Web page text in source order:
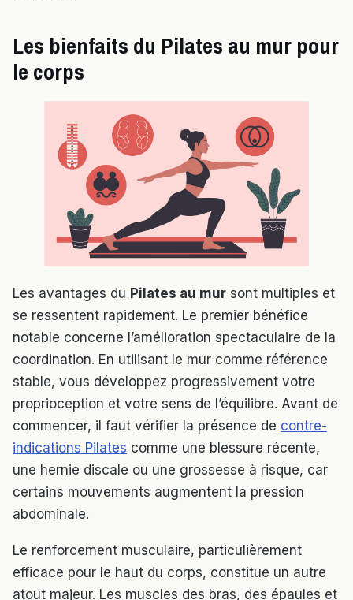
Les bienfaits du Pilates au mur pour
le corps
Les avantages du Pilates au mur sont multiples et
se ressentent rapidement. Le premier bénéfice
notable concerne l’amélioration spectaculaire de la
coordination. En utilisant le mur comme référence
stable, vous développez progressivement votre
proprioception et votre sens de l’équilibre. Avant de
commencer, il faut vérifier la présence de contre-
indications Pilates comme une blessure récente,
une hernie discale ou une grossesse à risque, car
certains mouvements augmentent la pression
abdominale.
Le renforcement musculaire, particulièrement
efficace pour le haut du corps, constitue un autre
atout majeur. Les muscles des bras, des épaules et